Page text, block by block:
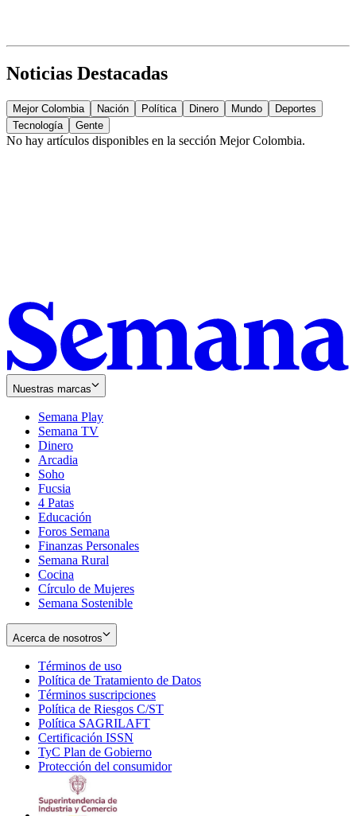
Noticias Destacadas
Mejor Colombia Nación Política Dinero Mundo
Deportes
Tecnología
Gente
No hay artículos disponibles en la sección Mejor Colombia.
Nuestras marcas
Semana Play
Semana TV
Dinero
Arcadia
Soho
in
new
window
Fucsia
in
new
window
4 Patas
Educación
Foros Semana
Finanzas Personales
Semana Rural
Cocina
Círculo de Mujeres
Semana Sostenible
Acerca de nosotros
Términos de uso
in
new
window
Política de Tratamiento de Datos
Términos suscripciones
in
Política de Riesgos C/ST
Política SAGRILAFT
new
window
Certificación ISSN
in
new
TyC Plan de Gobierno
in
Protección del consumidorOpens